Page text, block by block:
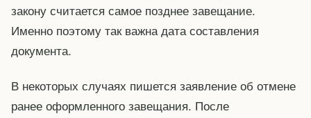
закону считается самое позднее завещание.
Именно поэтому так важна дата составления
документа.
В некоторых случаях пишется заявление об отмене
ранее оформленного завещания. После